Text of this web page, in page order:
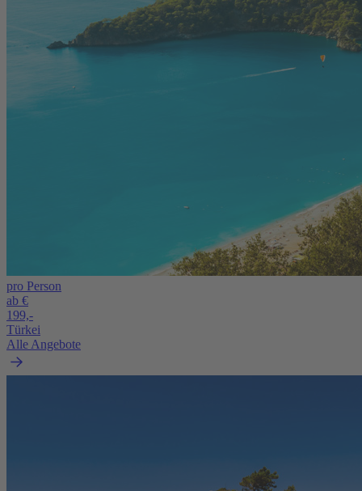
pro Person
ab €
199,-
Türkei
Alle Angebote